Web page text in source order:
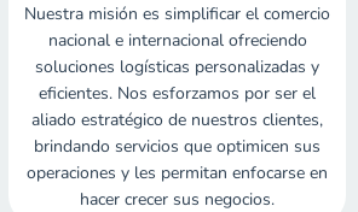
Nuestra misión es simplificar el comercio
nacional e internacional ofreciendo
soluciones logísticas personalizadas y
eficientes. Nos esforzamos por ser el
aliado estratégico de nuestros clientes,
brindando servicios que optimicen sus
operaciones y les permitan enfocarse en
hacer crecer sus negocios.